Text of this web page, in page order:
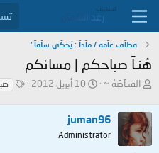
قطآف عآمه / مآذآ : يُحكَى سلَفآ ‘
هُنـآ صباحكم | مسائكم
ب
د
ئ
ا
ل
القنـآصَهْ ~
ت
ر
ي
خ
10 أبريل 2012
ا
و
juman96
Administrator